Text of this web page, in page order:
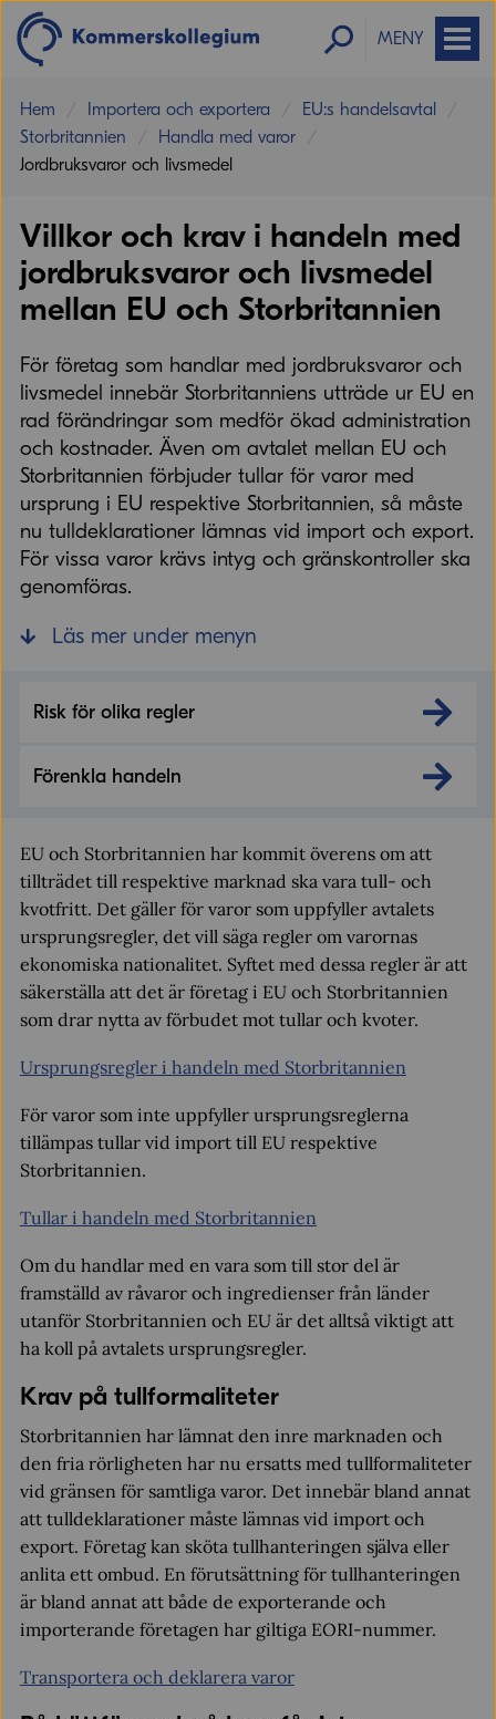
MENY
Hem Importera och exportera
EU:s handelsavtal
Storbritannien
Handla med varor
Jordbruksvaror och livsmedel
Villkor och krav i handeln med
jordbruksvaror och livsmedel
mellan EU och Storbritannien
För företag som handlar med jordbruksvaror och
livsmedel innebär Storbritanniens utträde ur EU en
rad förändringar som medför ökad administration
och kostnader. Även om avtalet mellan EU och
Storbritannien förbjuder tullar för varor med
ursprung i EU respektive Storbritannien, så måste
nu tulldeklarationer lämnas vid import och export.
För vissa varor krävs intyg och gränskontroller ska
genomföras.
Läs mer under menyn
Risk för olika regler
Förenkla handeln
EU och Storbritannien har kommit överens om att
tillträdet till respektive marknad ska vara tull- och
kvotfritt. Det gäller för varor som uppfyller avtalets
ursprungsregler, det vill säga regler om varornas
ekonomiska nationalitet. Syftet med dessa regler är att
säkerställa att det är företag i EU och Storbritannien
som drar nytta av förbudet mot tullar och kvoter.
Ursprungsregler i handeln med Storbritannien
För varor som inte uppfyller ursprungsreglerna
tillämpas tullar vid import till EU respektive
Storbritannien.
Tullar i handeln med Storbritannien
Om du handlar med en vara som till stor del är
framställd av råvaror och ingredienser från länder
utanför Storbritannien och EU är det alltså viktigt att
ha koll på avtalets ursprungsregler.
Krav på tullformaliteter
Storbritannien har lämnat den inre marknaden och
den fria rörligheten har nu ersatts med tullformaliteter
vid gränsen för samtliga varor. Det innebär bland annat
att tulldeklarationer måste lämnas vid import och
export. Företag kan sköta tullhanteringen själva eller
anlita ett ombud. En förutsättning för tullhanteringen
är bland annat att både de exporterande och
importerande företagen har giltiga EORI-nummer.
Transportera och deklarera varor